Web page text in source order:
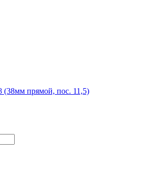
(38мм прямой, пос. 11,5)